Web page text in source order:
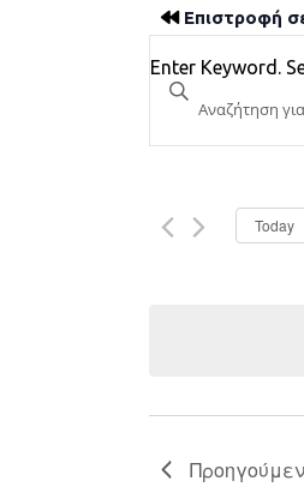
Επιστροφή
Search
and
Navigation
Enter Keyword.
Today